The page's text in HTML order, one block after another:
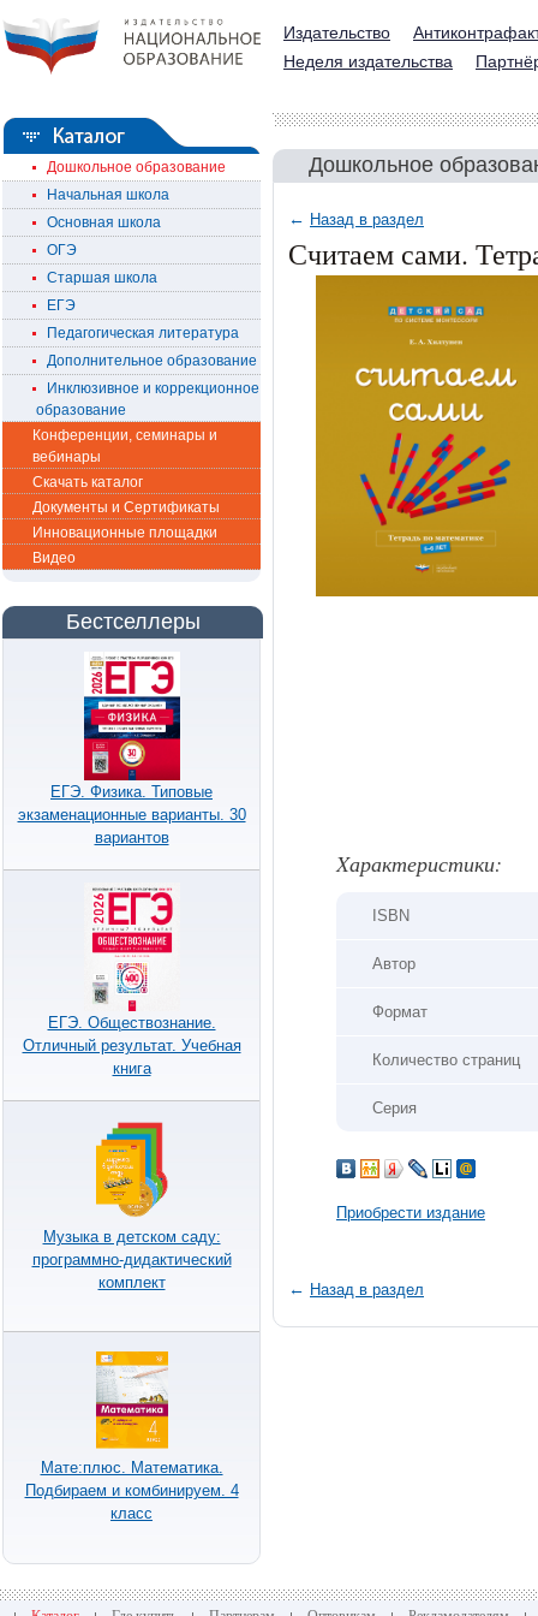
Издательство
Неделя издательства
Дошкольное образование
Начальная школа
Основная школа
ОГЭ
Старшая школа
ЕГЭ
Педагогическая литература
Дополнительное образование
Инклюзивное и коррекционное
образование
Конференции, семинары и
вебинары
Скачать каталог
Документы и Сертификаты
Инновационные площадки
Видео
Бестселлеры
ЕГЭ. Физика. Типовые
экзаменационные варианты. 30
вариантов
ЕГЭ. Обществознание.
Отличный результат. Учебная
книга
Музыка в детском саду:
программно-дидактический
комплект
Мате:плюс. Математика.
Подбираем и комбинируем. 4
класс
Дошкольное
← Назад в раздел
Считаем сами.
Xарактеристики:
ISBN
Автор
Формат
Количество страниц
Серия
Приобрести издание
← Назад в раздел